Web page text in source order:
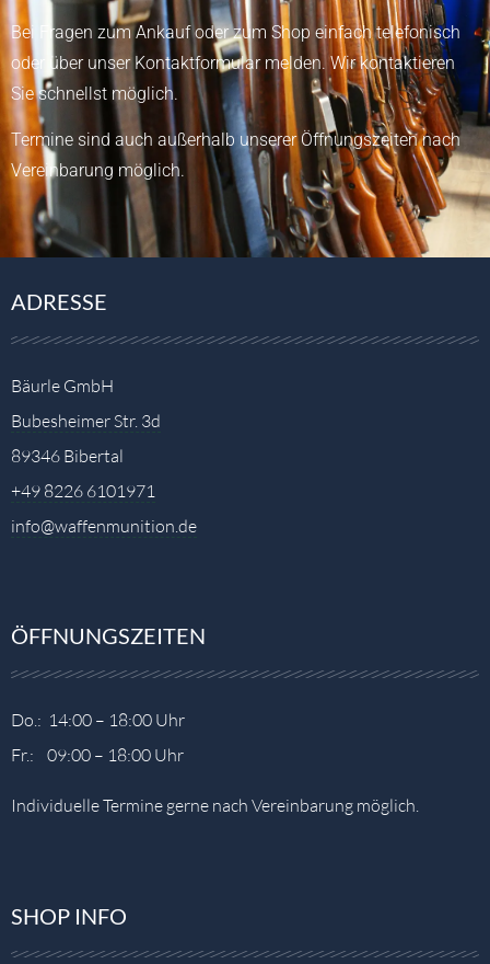
Bei Fragen zum Ankauf oder zum Shop einfach telefonisch
oder über unser Kontaktformularmelden.Wir kontaktieren
Sie schnellst möglich.
Termine sind auch außerhalb unserer Öffnungszeiten nach
Vereinbarung möglich.
ADRESSE
Bäurle GmbH
Bubesheimer Str. 3d
89346 Bibertal
+49 8226 6101971
info@waffenmunition.de
ÖFFNUNGSZEITEN
Do.: 14:00 – 18:00 Uhr
Fr.: 09:00 – 18:00 Uhr
Individuelle Termine gerne nach Vereinbarung möglich.
SHOP INFO